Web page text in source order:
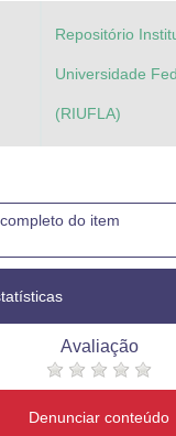
Repositório
Universidade
(RIUFLA)
do item
Avaliação
Denunciar conteúdo